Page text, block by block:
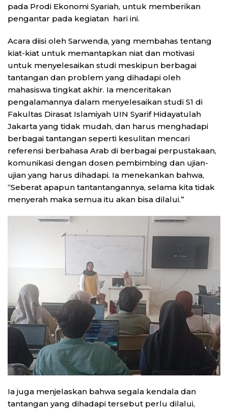
pada Prodi Ekonomi Syariah, untuk memberikan
pengantar pada kegiatan hari ini.
Acara diisi oleh Sarwenda, yang membahas tentang
kiat-kiat untuk memantapkan niat dan motivasi
untuk menyelesaikan studi meskipun berbagai
tantangan dan problem yang dihadapi oleh
mahasiswa tingkat akhir. Ia menceritakan
pengalamannya dalam menyelesaikan studi S1 di
Fakultas Dirasat Islamiyah UIN Syarif Hidayatulah
Jakarta yang tidak mudah, dan harus menghadapi
berbagai tantangan seperti kesulitan mencari
referensi berbahasa Arab di berbagai perpustakaan,
komunikasi dengan dosen pembimbing dan ujian-
ujian yang harus dihadapi. Ia menekankan bahwa,
“Seberat apapun tantantangannya, selama kita tidak
menyerah maka semua itu akan bisa dilalui.”
Ia juga menjelaskan bahwa segala kendala dan
tantangan yang dihadapi tersebut perlu dilalui,